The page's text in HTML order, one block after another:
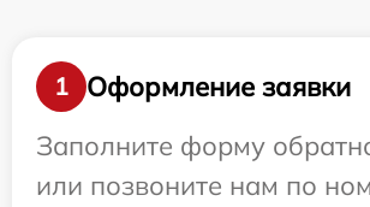
1
Оформление заявки
Заполните форму
или позвоните нам по